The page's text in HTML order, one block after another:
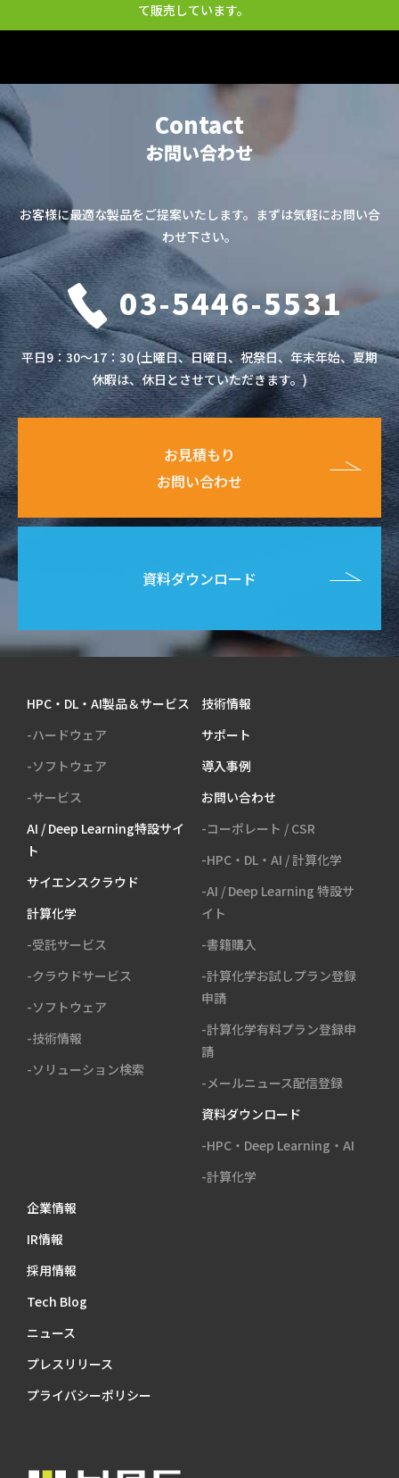
て販売しています。
Contact
お問い合わせ
お客様に最適な製品をご提案いたします。まずは気軽にお問い合
わせ下さい。
03-5446-5531
平日9：30～17：30 (土曜日、日曜日、祝祭日、年末年始、夏期
休暇は、休日とさせていただきます。)
お見積もり
お問い合わせ
資料ダウンロード
HPC・DL・AI製品＆サービス
-ハードウェア
-ソフトウェア
-サービス
AI / Deep Learning特設サイ
ト
サイエンスクラウド
計算化学
-受託サービス
-クラウドサービス
-ソフトウェア
-技術情報
-ソリューション検索
技術情報
サポート
導入事例
お問い合わせ
-コーポレート / CSR
-HPC・DL・AI / 計算化学
-AI / Deep Learning 特設サ
イト
-書籍購入
-計算化学お試しプラン登録
申請
-計算化学有料プラン登録申
請
-メールニュース配信登録
資料ダウンロード
-HPC・Deep Learning・AI
-計算化学
企業情報
IR情報
採用情報
Tech Blog
ニュース
プレスリリース
プライバシーポリシー